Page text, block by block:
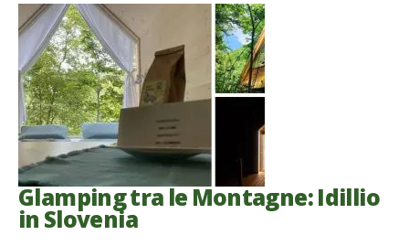
Glamping tra le Montagne: Idillio
in Slovenia